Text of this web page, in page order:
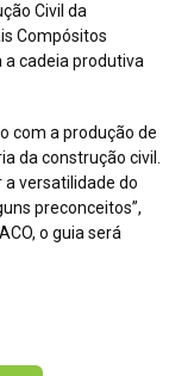
Civil da
Compósitos
cadeia produtiva
com a produção de
da construção civil.
a versatilidade do
preconceitos”,
o guia será